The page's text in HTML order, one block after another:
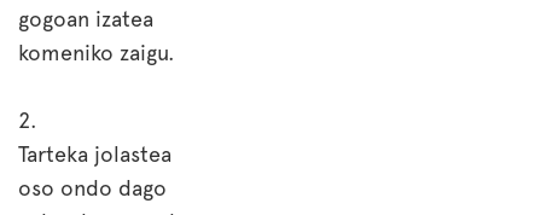
gogoan izatea
komeniko zaigu.
2.
Tarteka jolastea
oso ondo dago